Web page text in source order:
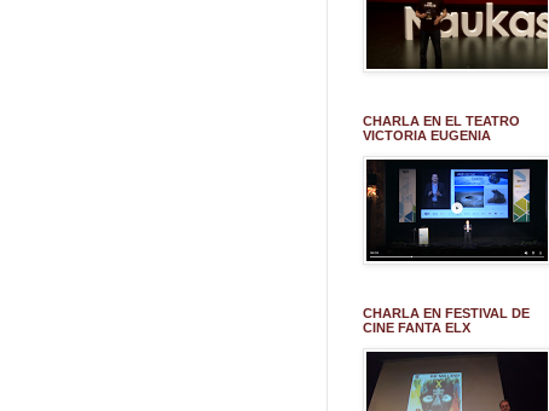
CHARLA EN EL TEATRO
VICTORIA EUGENIA
CHARLA EN FESTIVAL DE
CINE FANTA ELX